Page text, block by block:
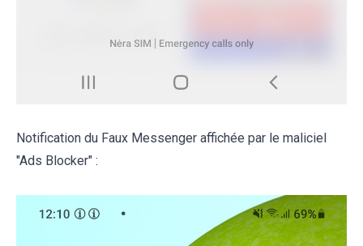
Notification du Faux Messenger affichée par le maliciel
"Ads Blocker" :